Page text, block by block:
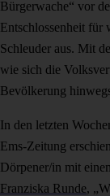
Bürgerwache“ vor
Entschlossenheit für
Schleuder aus. Mit
wie sich die
Bevölkerung
In den letzten
Ems-Zeitung
Dörpener/in mit
Franziska Runde,